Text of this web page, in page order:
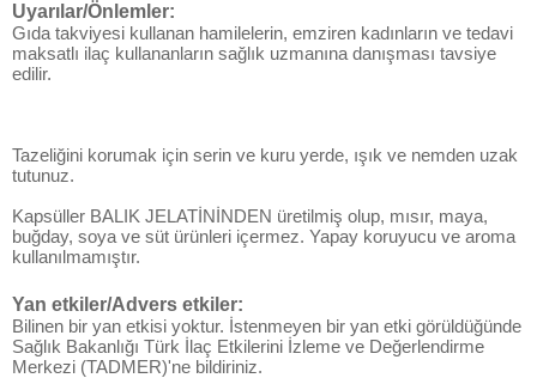
Uyarılar/Önlemler:
Gıda takviyesi kullanan hamilelerin, emziren kadınların ve tedavi
maksatlı ilaç kullananların sağlık uzmanına danışması tavsiye
edilir.
Tazeliğini korumak için serin ve kuru yerde, ışık ve nemden uzak
tutunuz.
Kapsüller BALIK JELATİNİNDEN üretilmiş olup, mısır, maya,
buğday, soya ve süt ürünleri içermez. Yapay koruyucu ve aroma
kullanılmamıştır.
Yan etkiler/Advers etkiler:
Bilinen bir yan etkisi yoktur. İstenmeyen bir yan etki görüldüğünde
Sağlık Bakanlığı Türk İlaç Etkilerini İzleme ve Değerlendirme
Merkezi (TADMER)'ne bildiriniz.